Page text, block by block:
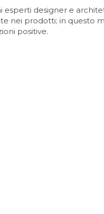
designer e
nei prodotti; in questo
positive.